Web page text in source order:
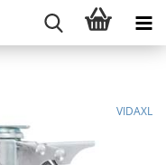
VIDAXL